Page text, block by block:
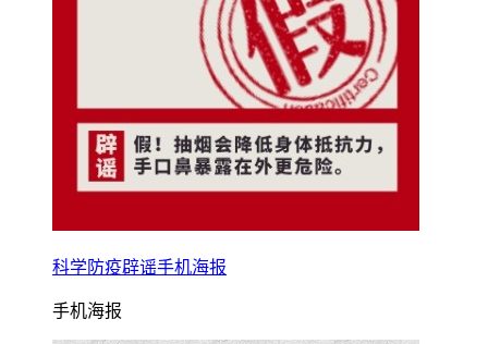
科学防疫辟谣手机海报
手机海报